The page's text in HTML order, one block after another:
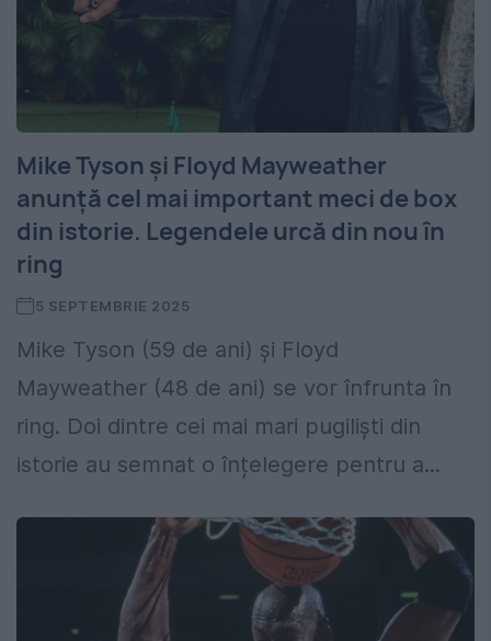
Mike Tyson și Floyd Mayweather
anunță cel mai important meci de box
din istorie. Legendele urcă din nou în
ring
5 SEPTEMBRIE 2025
Mike Tyson (59 de ani) și Floyd
Mayweather (48 de ani) se vor înfrunta în
ring. Doi dintre cei mai mari pugiliști din
istorie au semnat o înțelegere pentru a...